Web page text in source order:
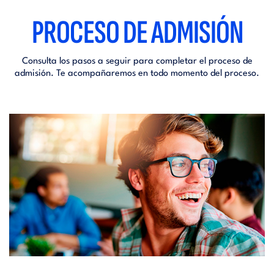
PROCESO DE ADMISIÓN
Consulta los pasos a seguir para completar el proceso de
admisión. Te acompañaremos en todo momento del proceso.